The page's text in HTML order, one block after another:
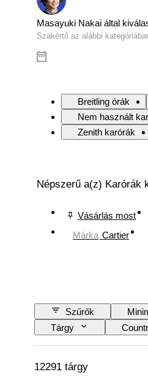
Masayuki Nakai által
Szakértő az alábbi
Breitling órák
Nem használt
Zenith karórák
Népszerű a(z) Karórák
Vásárlás most
Márka Cartier
Szűrők
Tárgy
Nyelv
Szín
12291 tárgy